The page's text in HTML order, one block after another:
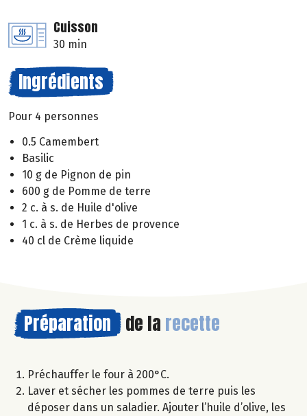
Cuisson
30 min
Ingrédients
Pour 4 personnes
0.5 Camembert
Basilic
10 g de Pignon de pin
600 g de Pomme de terre
2 c. à s. de Huile d'olive
1 c. à s. de Herbes de provence
40 cl de Crème liquide
Préparation de la recette
Préchauffer le four à 200°C.
Laver et sécher les pommes de terre puis les
déposer dans un saladier. Ajouter l’huile d’olive, les